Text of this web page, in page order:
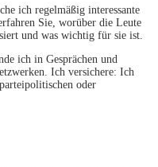
ich regelmäßig interessante
Sie, worüber die Leute
und was wichtig für sie ist.
ich in Gesprächen und
Ich versichere: Ich
oder